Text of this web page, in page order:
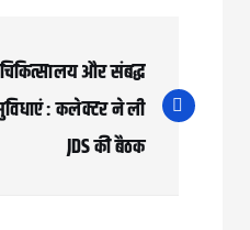
और संबद्ध
: कलेक्टर ने ली
JDS की बैठक